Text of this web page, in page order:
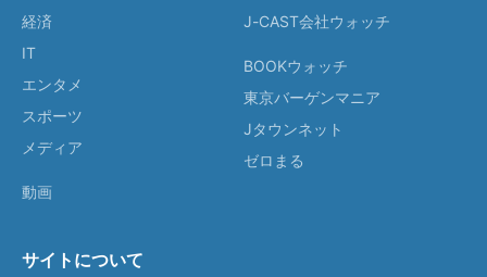
経済
IT
エンタメ
スポーツ
メディア
動画
J-CAST会社ウォッチ
BOOKウォッチ
東京バーゲンマニア
Jタウンネット
ゼロまる
サイトについて